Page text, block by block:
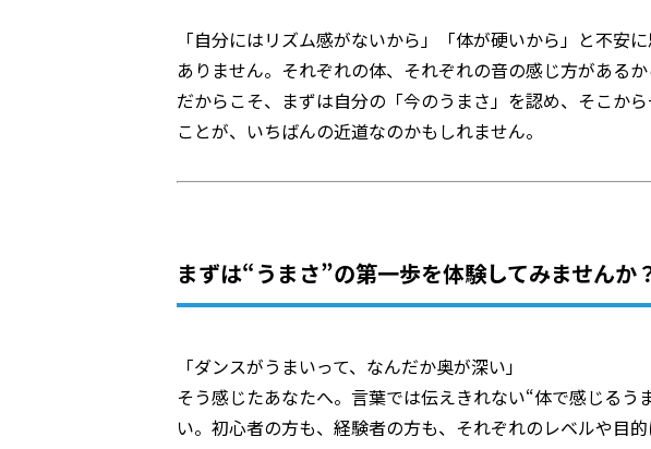
「自分にはリズム感がないから」「体が硬いから」と不安
ありません。それぞれの体、それぞれの音の感じ方がある
だからこそ、まずは自分の「今のうまさ」を認め、そこか
ことが、いちばんの近道なのかもしれません。
まずは“うまさ”の第一歩を体験してみませんか
「ダンスがうまいって、なんだか奥が深い」
そう感じたあなたへ。言葉では伝えきれない“体で感じるう
い。初心者の方も、経験者の方も、それぞれのレベルや目